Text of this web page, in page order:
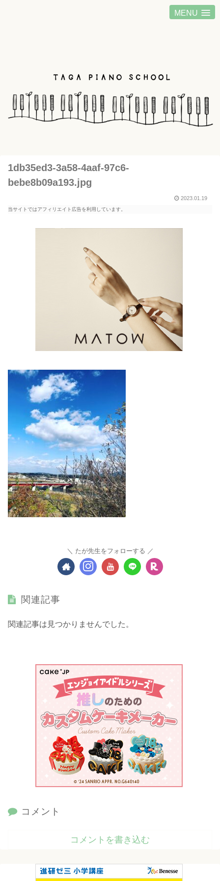
MENU
1db35ed3-3a58-4aaf-97c6-
bebe8b09a193.jpg
2023.01.19
当サイトではアフィリエイト広告を利用しています。
たが先生をフォローする
関連記事
関連記事は見つかりませんでした。
コメント
コメントを書き込む